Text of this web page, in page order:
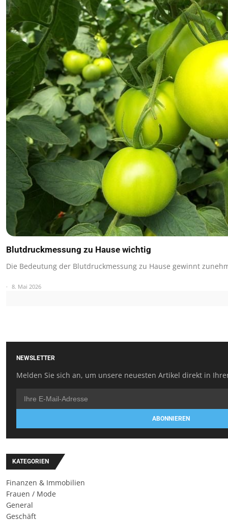
Blutdruckmessung zu Hause wichtig
Die Bedeutung der Blutdruckmessung zu Hause gewinnt
8. Mai 2026
NEWSLETTER
Melden Sie sich an, um unsere neuesten Artikel direkt in
ABONNIEREN
KATEGORIEN
Finanzen & Immobilien
Frauen / Mode
General
Geschäft